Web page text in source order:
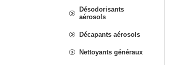
Désodorisants
aérosols
Décapants aérosols
Nettoyants généraux